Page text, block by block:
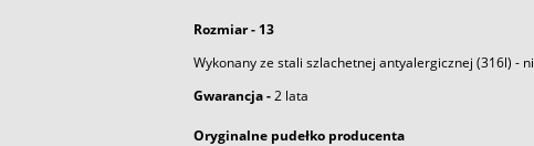
Rozmiar - 13
Wykonany ze stali szlachetnej antyalergicznej (316l) -
Gwarancja -2 lata
Oryginalne pudełko producenta